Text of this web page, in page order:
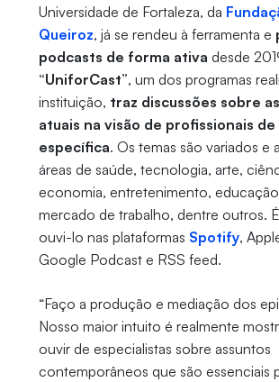
Universidade de Fortaleza, da
Queiroz, já se rendeu à ferramenta e
podcasts de forma ativa desde
“UniforCast”, um dos programas
instituição, traz discussões sobre
atuais na visão de profissionais de
específica. Os temas são variados e
áreas de saúde, tecnologia, arte,
economia, entretenimento,
mercado de trabalho, dentre outros.
ouvi-lo nas plataformas Spotify,
Google Podcast e RSS feed.
“Faço a produção e mediação dos
Nosso maior intuito é realmente
ouvir de especialistas sobre assuntos
contemporâneos que são essenciais